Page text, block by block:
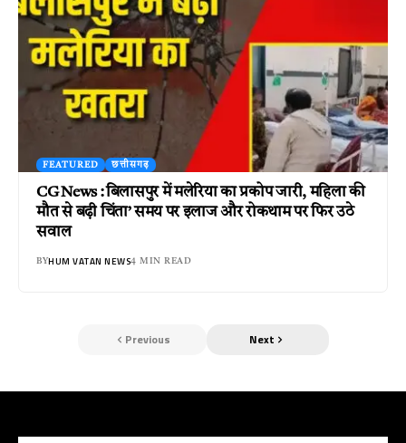
FEATURED छत्तीसगढ़
CG News : बिलासपुर में मलेरिया का प्रकोप जारी, महिला की
मौत से बढ़ी चिंता’ समय पर इलाज और रोकथाम पर फिर उठे
सवाल
BYHUM VATAN NEWS4 MIN READ
Previous Next